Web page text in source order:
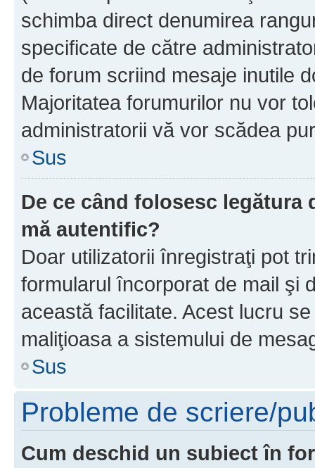
schimba direct denumirea
specificate de către
de forum scriind mesaje inutile
Majoritatea forumurilor nu vor
administratorii vă vor scădea
Sus
De ce când folosesc
mă autentific?
Doar utilizatorii înregistraţi pot
formularul încorporat de mail şi
această facilitate. Acest lucru
maliţioasa a sistemului de
Sus
Probleme de scriere/
Cum deschid un subiect în